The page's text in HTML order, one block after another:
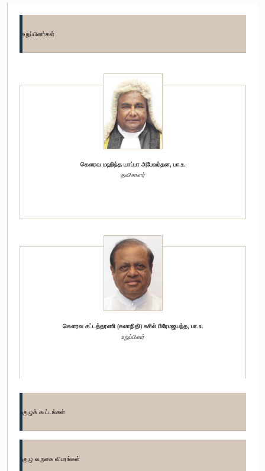
உறுப்பினர்கள்
கௌரவ மஹிந்த யாப்பா அபேவர்தன, பா.உ.
தவிசாளர்
கௌரவ சட்டத்தரணி (கலாநிதி) சுசில் பிரேமஜயந்த, பா.உ.
உறுப்பினர்
குழுக் கூட்டங்கள்
குழு வருகை விபரங்கள்